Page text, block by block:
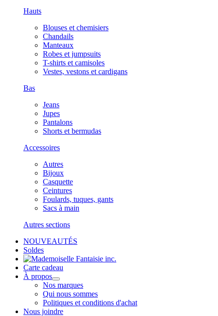
Hauts
Blouses et chemisiers
Chandails
Manteaux
Robes et jumpsuits
T-shirts et camisoles
Vestes, vestons et cardigans
Bas
Jeans
Jupes
Pantalons
Shorts et bermudas
Accessoires
Autres
Bijoux
Casquette
Ceintures
Foulards, tuques, gants
Sacs à main
Autres sections
NOUVEAUTÉS
Soldes
Carte cadeau
À propos
Nos marques
Qui nous sommes
Politiques et conditions d'achat
Nous joindre